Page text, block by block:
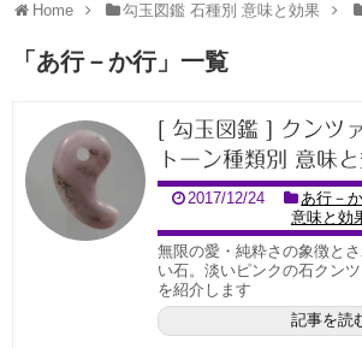
Home 勾玉図鑑 石種別 意味と効果
「 あ行－か行」 一覧
[ 勾玉図鑑 ] クンツ
トーン種類別 意味
2017/12/24 あ行－
意味と効
無限の愛・純粋さの象徴と
い石。淡いピンクの石クン
を紹介します
記事を読